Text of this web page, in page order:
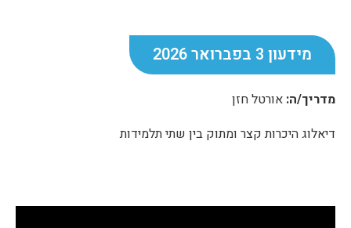
מידעון 3 בפברואר 2026
מדריך/ה: אורטל חזן
דיאלוג היכרות קצר ומתוק בין שתי תלמידות